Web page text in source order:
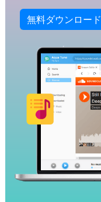
無料ダウンロード